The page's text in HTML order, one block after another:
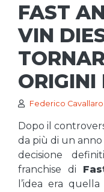
FAST
VIN
ORIGINI
Federico Cavallaro
Dopo il
da più di un anno
decisione
franchise di
l’idea era